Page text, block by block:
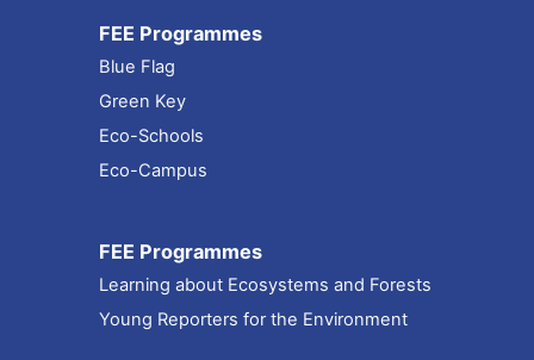
FEE Programmes
Blue Flag
Green Key
Eco-Schools
Eco-Campus
FEE Programmes
Learning about Ecosystems and Forests
Young Reporters for the Environment